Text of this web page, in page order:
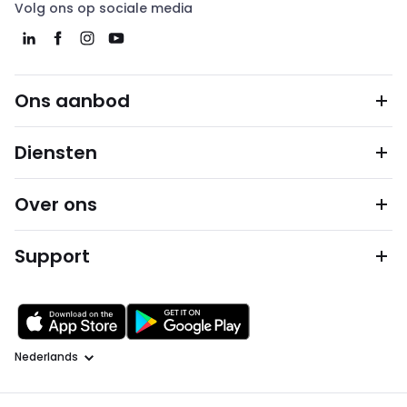
Volg ons op sociale media
Ons aanbod
Diensten
Over ons
Support
Taal